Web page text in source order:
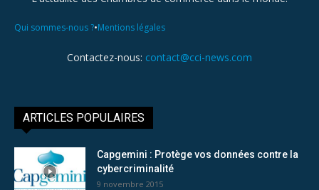
Qui sommes-nous ?•Mentions légales
Contactez-nous: contact@cci-news.com
ARTICLES POPULAIRES
Capgemini : Protège vos données contre la
cybercriminalité
9 novembre 2015